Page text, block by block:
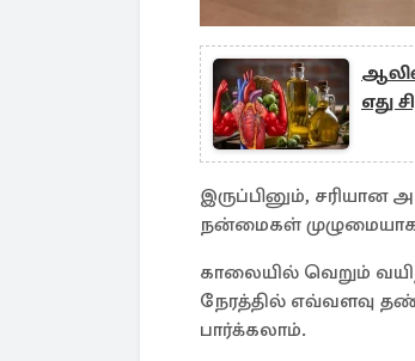
எது
இருப்பினும்,
நன்மைகள்
காலையில் வெறும்
நேரத்தில் எவ்வளவு
பார்க்கலாம்.